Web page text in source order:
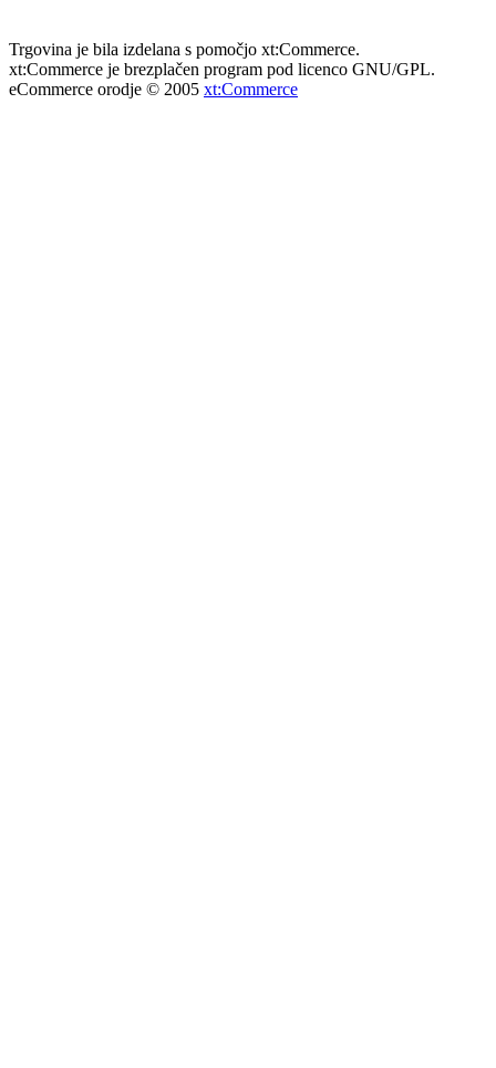
Trgovina je bila izdelana s pomočjo xt:Commerce.
xt:Commerce je brezplačen program pod licenco GNU/GPL.
eCommerce orodje © 2005 xt:Commerce